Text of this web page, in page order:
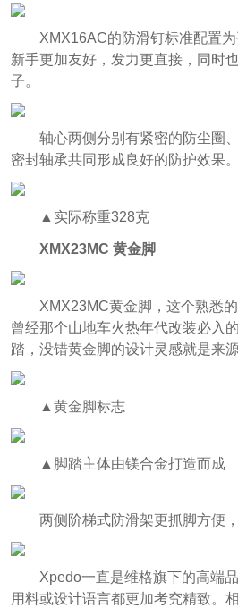
XMX16AC的防滑钉标准配置
新手更加友好，发力更直接，同时
子。
轴心两侧分别有紧密的防尘圈
密封轴承共同形成良好的防护效果。
▲实际称重328克
XMX23MC 黄金脚
XMX23MC黄金脚，这个熟悉
曾经那个山地车火热年代改装必入
踏，没错黄金脚的设计灵感就是来源
▲黄金脚标志
▲脚踏主体由镁合金打造而成
两侧阶梯式防滑架更抓脚方便
Xpedo一直是维格旗下的高端
用料或设计语言都更加考究精致。